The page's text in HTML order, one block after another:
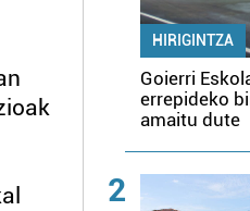
HIRIGINTZA
Goierri
errepideko
amaitu dute
2